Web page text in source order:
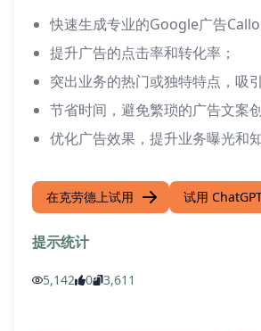
快速生成专业的Google广告
提升广告的点击率和转化率；
突出业务的热门或独特特点，吸
节省时间，避免繁琐的广告文案
优化广告效果，提升业务曝光和知
在克劳德上试用 试用
提示统计
5,142 0 3,611